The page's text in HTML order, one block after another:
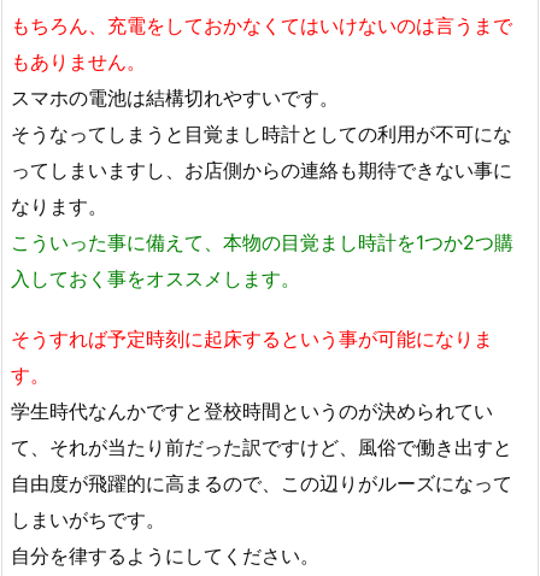
もちろん、充電をしておかなくてはいけないのは言うまで
もありません。
スマホの電池は結構切れやすいです。
そうなってしまうと目覚まし時計としての利用が不可にな
ってしまいますし、お店側からの連絡も期待できない事に
なります。
こういった事に備えて、本物の目覚まし時計を1つか2つ購
入しておく事をオススメします。
そうすれば予定時刻に起床するという事が可能になりま
す。
学生時代なんかですと登校時間というのが決められてい
て、それが当たり前だった訳ですけど、風俗で働き出すと
自由度が飛躍的に高まるので、この辺りがルーズになって
しまいがちです。
自分を律するようにしてください。